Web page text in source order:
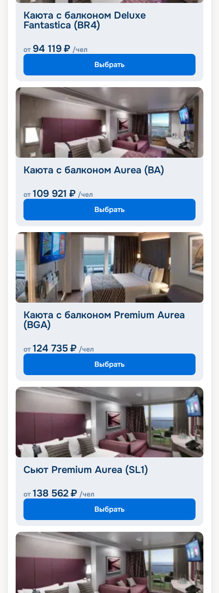
Каюта с балконом Deluxe
Fantastica (BR4)
от 94 119 ₽ /чел
Выбрать
Каюта с балконом Aurea (BA)
от 109 921 ₽ /чел
Выбрать
Каюта с балконом Premium Aurea
(BGA)
от 124 735 ₽ /чел
Выбрать
Сьют Premium Aurea (SL1)
от 138 562 ₽ /чел
Выбрать